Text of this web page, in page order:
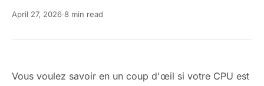
April 27, 2026·8 min read
Vous voulez savoir en un coup d'œil si votre CPU est